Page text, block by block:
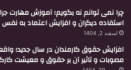
چرا نمی توانم نه بگویم؛ آموزش مهارت
استفاده دیگران و افزایش اعتماد به نفس
اسفند 2, 1404
افزایش حقوق کارمندان در سال جدید؛
مصوبات و تاثیر آن بر حقوق و معیشت